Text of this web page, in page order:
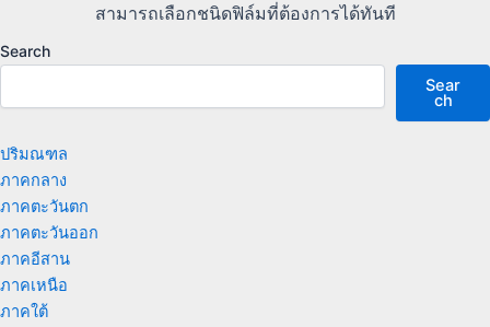
สามารถเลือกชนิดฟิล์มที่ต้องการได้ทันที
Search
Sear
ch
ปริมณฑล
ภาคกลาง
ภาคตะวันตก
ภาคตะวันออก
ภาคอีสาน
ภาคเหนือ
ภาคใต้